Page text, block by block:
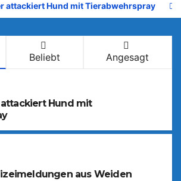
attackiert Hund mit Tierabwehrspray
Beliebt Angesagt
Hund mit
aus Weiden